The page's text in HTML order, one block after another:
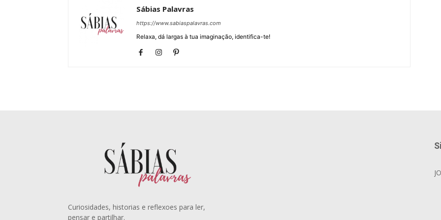
Sábias Palavras
https://www.sabiaspalavras.com
Relaxa, dá largas à tua imaginação, identifica-te!
Curiosidades, historias e reflexoes para ler,
pensar e partilhar.